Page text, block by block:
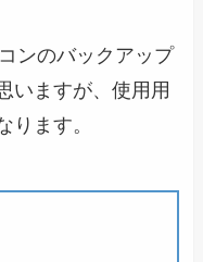
ンのバックアップ
いますが、使用用
ります。